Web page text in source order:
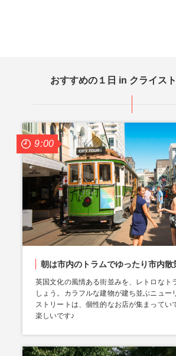
おすすめの１日 in クライス
9:00
朝は市内のトラムでゆったり市内散
英国文化の風情ある街並みを、レトロなト
しょう。カラフルな建物が建ち並ぶニュー
ストリートは、個性的なお店が集まってい
楽しいです♪